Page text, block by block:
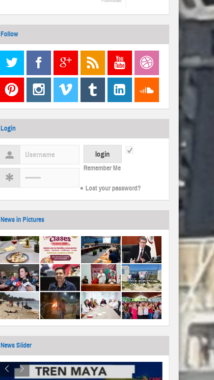
Follow
Login
Remember Me
Lost your password?
News in Pictures
News Slider